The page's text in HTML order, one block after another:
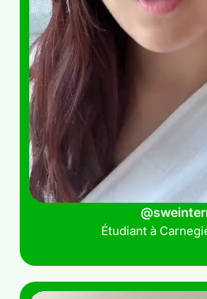
Étudiant à